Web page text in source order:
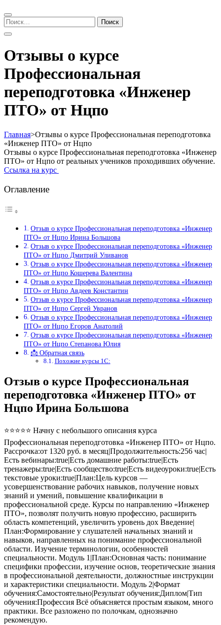
Найти:
Отзывы о курсе
Профессиональная
переподготовка «Инженер
ПТО» от Нцпо
Главная>Отзывы о курсе Профессиональная переподготовка
«Инженер ПТО» от Нцпо
Отзывы о курсе Профессиональная переподготовка «Инженер
ПТО» от Нцпо от реальных учеников проходивших обучение.
Ссылка на курс
Оглавление
Отзыв о курсе Профессиональная переподготовка «Инженер
ПТО» от Нцпо Ирина Большова
Отзыв о курсе Профессиональная переподготовка «Инженер
ПТО» от Нцпо Дмитрий Уливанов
Отзыв о курсе Профессиональная переподготовка «Инженер
ПТО» от Нцпо Кошерева Валентина
Отзыв о курсе Профессиональная переподготовка «Инженер
ПТО» от Нцпо Авдеев Константин
Отзыв о курсе Профессиональная переподготовка «Инженер
ПТО» от Нцпо Сергей Увранов
Отзыв о курсе Профессиональная переподготовка «Инженер
ПТО» от Нцпо Егоров Анатолий
Отзыв о курсе Профессиональная переподготовка «Инженер
ПТО» от Нцпо Степанова Юлия
📩 Обратная связь
Похожие курсы 1С:
Отзыв о курсе Профессиональная
переподготовка «Инженер ПТО» от
Нцпо Ирина Большова
⭐⭐⭐⭐⭐ Начну с небольшого описания курса
Профессиональная переподготовка «Инженер ПТО» от Нцпо.
Рассрочка:от 1320 руб. в месяц|Продолжительность:256 час|
Есть вебинары:true|Есть домашние работы:true|Есть
тренажеры:true|Есть сообщество:true|Есть видеоуроки:true|Есть
текстовые уроки:true|План:Цель курсов —
усовершенствование рабочих навыков, получение новых
знаний и умений, повышение квалификации в
профессиональной среде. Курсы по направлению «Инженер
ПТО», позволят получить новую профессию, расширить
область компетенций, увеличить уровень дох Введение|
План:Формирование у слушателей начальных знаний и
навыков, направленных на понимание профессиональной
области. Изучение терминологии, особенностей
специальности. Модуль 1|План:Основная часть: понимание
специфики профессии, изучение основ, теоретические знания
в профессиональной деятельности, должностные инструкции
и характеристики специальности. Модуль 2|Формат
обучения:Самостоятельно|Результат обучения:Диплом|Тип
обучения:Профессия Всё объясняется простым языком, много
практики. Все разложено по полочкам, однозначно
рекомендую.